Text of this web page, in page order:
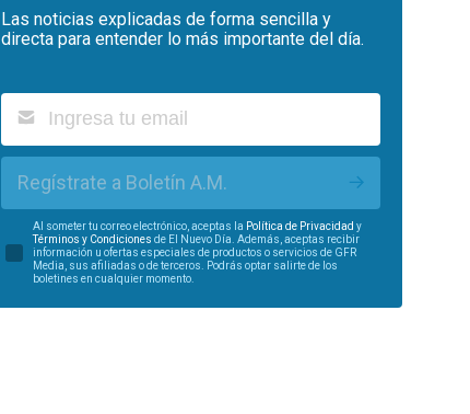
Las noticias explicadas de forma sencilla y
directa para entender lo más importante del día.
Regístrate a Boletín A.M.
Al someter tu correo electrónico, aceptas la Política de Privacidad y
Términos y Condiciones de El Nuevo Día. Además, aceptas recibir
información u ofertas especiales de productos o servicios de GFR
Media, sus afiliadas o de terceros. Podrás optar salirte de los
boletines en cualquier momento.